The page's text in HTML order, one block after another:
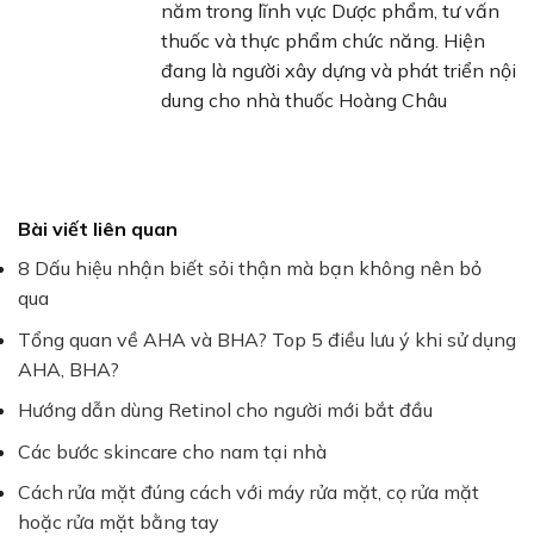
năm trong lĩnh vực Dược phẩm, tư vấn
thuốc và thực phẩm chức năng. Hiện
đang là người xây dựng và phát triển nội
dung cho nhà thuốc Hoàng Châu
Bài viết liên quan
8 Dấu hiệu nhận biết sỏi thận mà bạn không nên bỏ
qua
Tổng quan về AHA và BHA? Top 5 điều lưu ý khi sử dụng
AHA, BHA?
Hướng dẫn dùng Retinol cho người mới bắt đầu
Các bước skincare cho nam tại nhà
Cách rửa mặt đúng cách với máy rửa mặt, cọ rửa mặt
hoặc rửa mặt bằng tay